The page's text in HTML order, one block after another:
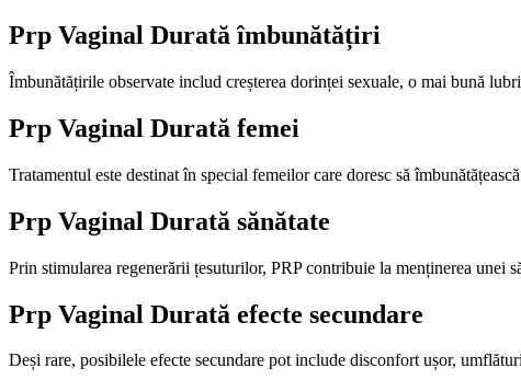
Prp Vaginal Durată îmbunătățiri
Îmbunătățirile observate includ creșterea dorinței sexuale, o mai bună
Prp Vaginal Durată femei
Tratamentul este destinat în special femeilor care doresc să
Prp Vaginal Durată sănătate
Prin stimularea regenerării țesuturilor, PRP contribuie la menținerea unei
Prp Vaginal Durată efecte secundare
Deși rare, posibilele efecte secundare pot include disconfort ușor,